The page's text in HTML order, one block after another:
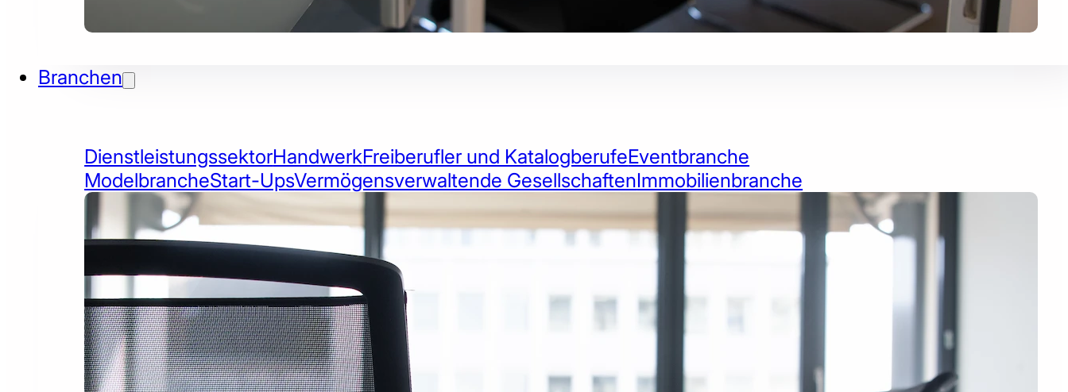
Branchen
DienstleistungssektorHandwerkFreiberufler und KatalogberufeEventbranche
ModelbrancheStart-UpsVermögensverwaltende GesellschaftenImmobilienbranche